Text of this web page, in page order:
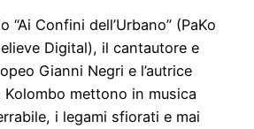
“Ai Confini dell’Urbano” (PaKo
Digital), il cantautore e
Gianni Negri e l’autrice
Kolombo mettono in musica
i legami sfiorati e mai